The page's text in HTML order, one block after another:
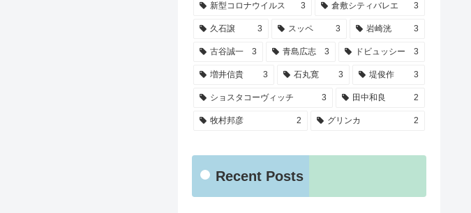
新型コロナウイルス 3 倉敷シティバレエ 3
久石譲 3 スッペ 3 岩崎洸 3
古谷誠一 3 青島広志 3 ドビュッシー 3
増井信貴 3 石丸寛 3 堤俊作 3
ショスタコーヴィッチ 3 田中和良 2
牧村邦彦 2 グリンカ 2
Recent Posts